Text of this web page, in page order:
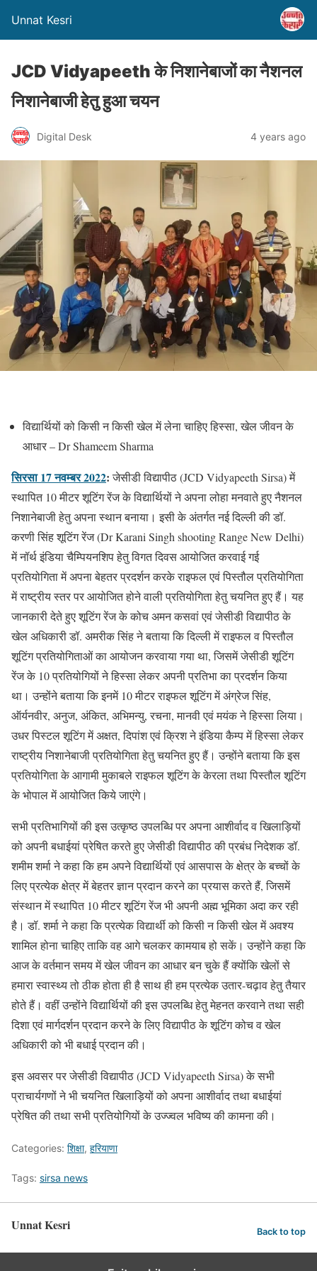
Unnat Kesri
JCD Vidyapeeth के निशानेबाजों का नैशनल
निशानेबाजी हेतु हुआ चयन
Digital Desk 4 years ago
विद्यार्थियों को किसी न किसी खेल में लेना चाहिए हिस्सा, खेल जीवन के
आधार – Dr Shameem Sharma
सिरसा 17 नवम्बर 2022:जेसीडी विद्यापीठ (JCD Vidyapeeth Sirsa) में
स्थापित 10 मीटर शूटिंग रेंज के विद्यार्थियों ने अपना लोहा मनवाते हुए नैशनल
निशानेबाजी हेतु अपना स्थान बनाया। इसी के अंतर्गत नई दिल्ली की डॉ.
करणी सिंह शूटिंग रेंज (Dr Karani Singh shooting Range New Delhi)
में नॉर्थ इंडिया चैम्पियनशिप हेतु विगत दिवस आयोजित करवाई गई
प्रतियोगिता में अपना बेहतर प्रदर्शन करके राइफल एवं पिस्तौल प्रतियोगिता
में राष्ट्रीय स्तर पर आयोजित होने वाली प्रतियोगिता हेतु चयनित हुए हैं। यह
जानकारी देते हुए शूटिंग रेंज के कोच अमन कसवां एवं जेसीडी विद्यापीठ के
खेल अधिकारी डॉ. अमरीक सिंह ने बताया कि दिल्ली में राइफल व पिस्तौल
शूटिंग प्रतियोगिताओं का आयोजन करवाया गया था, जिसमें जेसीडी शूटिंग
रेंज के 10 प्रतियोगियों ने हिस्सा लेकर अपनी प्रतिभा का प्रदर्शन किया
था। उन्होंने बताया कि इनमें 10 मीटर राइफल शूटिंग में अंग्रेज सिंह,
ऑर्यनवीर, अनुज, अंकित, अभिमन्यु, रचना, मानवी एवं मयंक ने हिस्सा लिया।
उधर पिस्टल शूटिंग में अक्षत, दिपांश एवं क्रिश ने इंडिया कैम्प में हिस्सा लेकर
राष्ट्रीय निशानेबाजी प्रतियोगिता हेतु चयनित हुए हैं। उन्होंने बताया कि इस
प्रतियोगिता के आगामी मुकाबले राइफल शूटिंग के केरला तथा पिस्तौल शूटिंग
के भोपाल में आयोजित किये जाएंगे।
सभी प्रतिभागियों की इस उत्कृष्ठ उपलब्धि पर अपना आशीर्वाद व खिलाड़ियों
को अपनी बधाईयां प्रेषित करते हुए जेसीडी विद्यापीठ की प्रबंध निदेशक डॉ.
शमीम शर्मा ने कहा कि हम अपने विद्यार्थियों एवं आसपास के क्षेत्र के बच्चों के
लिए प्रत्येक क्षेत्र में बेहतर ज्ञान प्रदान करने का प्रयास करते हैं, जिसमें
संस्थान में स्थापित 10 मीटर शूटिंग रेंज भी अपनी अह्म भूमिका अदा कर रही
है। डॉ. शर्मा ने कहा कि प्रत्येक विद्यार्थी को किसी न किसी खेल में अवश्य
शामिल होना चाहिए ताकि वह आगे चलकर कामयाब हो सकें। उन्होंने कहा कि
आज के वर्तमान समय में खेल जीवन का आधार बन चुके हैं क्योंकि खेलों से
हमारा स्वास्थ्य तो ठीक होता ही है साथ ही हम प्रत्येक उतार-चढ़ाव हेतु तैयार
होते हैं। वहीं उन्होंने विद्यार्थियों की इस उपलब्धि हेतु मेहनत करवाने तथा सही
दिशा एवं मार्गदर्शन प्रदान करने के लिए विद्यापीठ के शूटिंग कोच व खेल
अधिकारी को भी बधाई प्रदान की।
इस अवसर पर जेसीडी विद्यापीठ (JCD Vidyapeeth Sirsa) के सभी
प्राचार्यगणों ने भी चयनित खिलाड़ियों को अपना आशीर्वाद तथा बधाईयां
प्रेषित की तथा सभी प्रतियोगियों के उज्ज्वल भविष्य की कामना की।
Categories: शिक्षा, हरियाणा
Tags: sirsa news
Unnat Kesri Back to top